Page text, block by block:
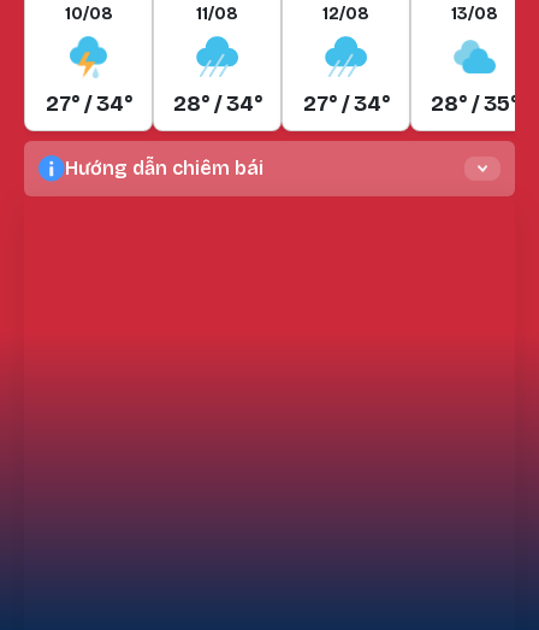
10/08
27° / 34°
11/08
28° / 34°
12/08
27° / 34°
13/08
28° / 35°
Hướng dẫn chiêm bái